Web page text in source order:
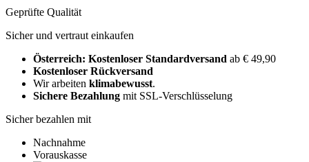
Geprüfte Qualität
Sicher und vertraut einkaufen
Österreich: Kostenloser Standardversand ab € 49,90
Kostenloser Rückversand
Wir arbeiten klimabewusst.
Sichere Bezahlung mit SSL-Verschlüsselung
Sicher bezahlen mit
Nachnahme
Vorauskasse